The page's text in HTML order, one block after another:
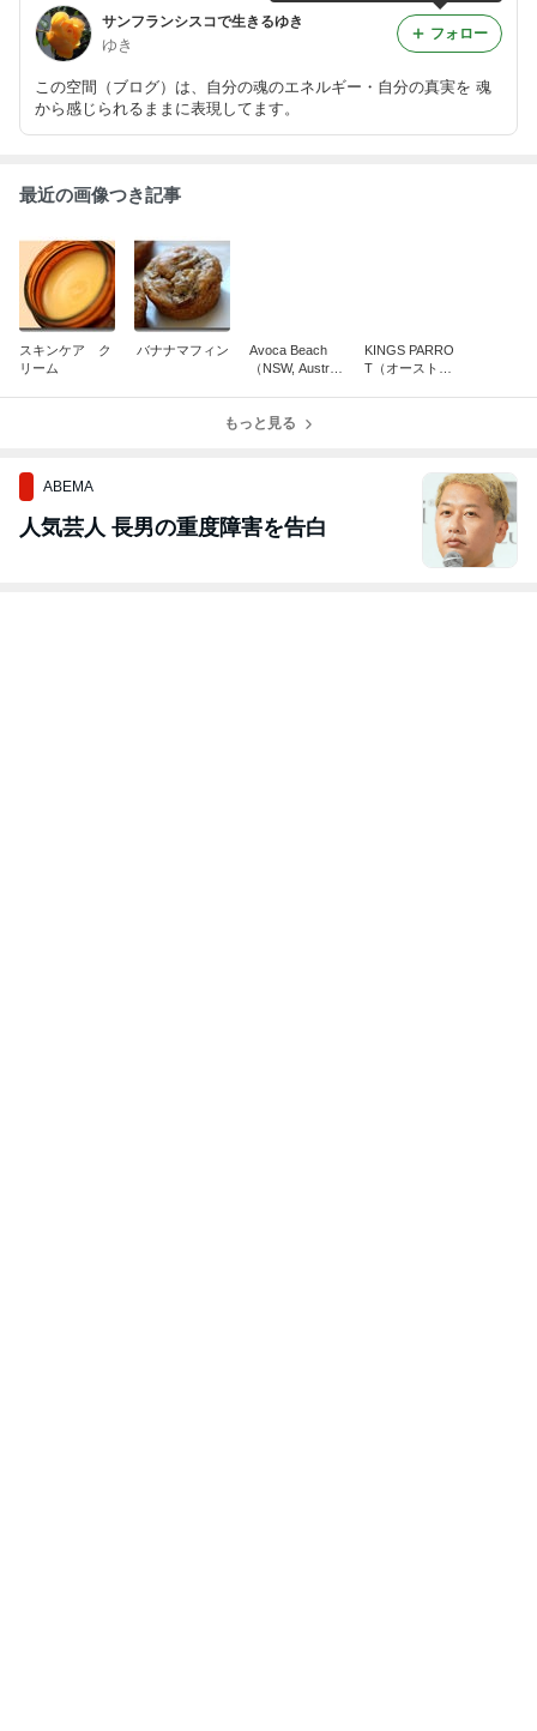
サンフランシスコで生きるゆき
ゆき
この空間（ブログ）は、自分の魂のエネルギー・自分の真実を 魂
から感じられるままに表現してます。
フォロー
最近の画像つき記事
スキンケア ク
リーム
バナナマフィン
Avoca Beach
（NSW, Australi
KINGS PARRO
T（オーストラ
もっと見る
ABEMA
人気芸人 長男の重度障害を告白